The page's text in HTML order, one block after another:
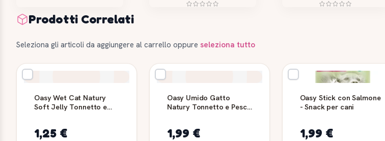
Prodotti Correlati
Seleziona gli articoli da aggiungere al carrello oppure seleziona tutto
Oasy Wet Cat Natury
Soft Jelly Tonnetto e
1,25 €
Oasy Umido Gatto
Natury Tonnetto e Pesce
1,99 €
Oasy Stick con Salmone
- Snack per cani
1,99 €